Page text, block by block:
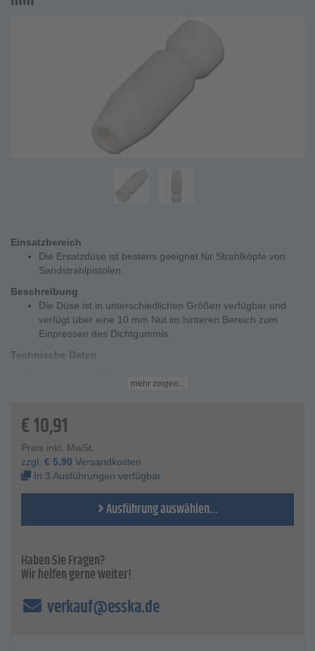
Einsatzbereich
Die Ersatzdüse ist bestens geeignet für Strahlköpfe von
Sandstrahlpistolen.
Beschreibung
Die Düse ist in unterschiedlichen Größen verfügbar und
verfügt über eine 10 mm Nut im hinteren Bereich zum
Einpressen des Dichtgummis.
Technische Daten
Düsen-Ø - von 5 bis 7 mm
Durchmesser vorne - 9 mm konisch zulaufend
mehr zeigen...
€10,91
Preis inkl. MwSt.
zzgl. € 5,90 Versandkosten
In 3 Ausführungen verfügbar
Ausführung auswählen...
Haben Sie Fragen?
Wir helfen gerne weiter!
verkauf@esska.de